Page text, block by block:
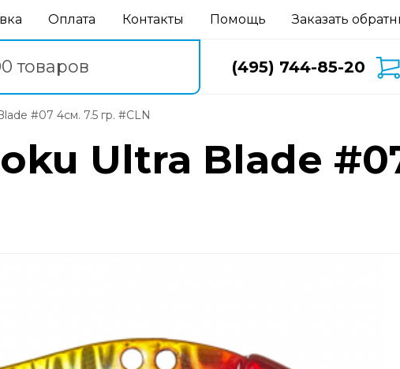
Оплата Контакты Помощь Заказать
(495) 744-85-20
#07 4см. 7.5 гр. #CLN
Ultra Blade